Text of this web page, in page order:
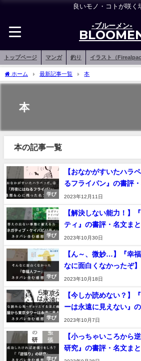
良いモノ・コトが咲く
-ブルーメン-
トップページ マンガ 釣り イラスト（
ホーム 最新記事一覧 本
本
本の記事一覧
学び
【おなかがすいたハラ
るフライパン』の書評
2023年12月11日
学び
【解決しない能力！】
ティ』の書評・名文ま
2023年10月30日
学び
【ん～、微妙…】『幸
なに面白くなかったぞ】
2023年10月18日
学び
【今しか読めない？】
ーは永遠に見えない』
2023年10月7日
学び
【小っちゃいころから
研究』の書評・名文ま